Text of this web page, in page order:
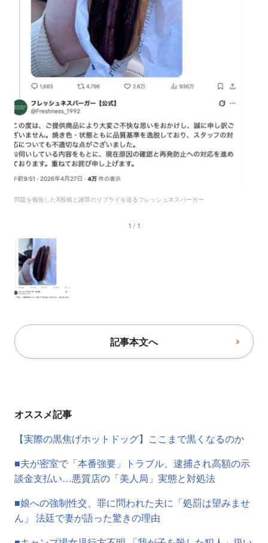
問題を報告したX投稿と謝罪のリプライを送るフレッシュネスバーガー
1 / 1
記事本文へ
オススメ記事
【実際の黒焦げホットドッグ】ここまで黒くなるのか
■夫が密室で「本番強要」トラブル、逮捕され高額の示
談金支払い…悪質店の「美人局」実態と対処法
■娘への強制性交、罪に問われた夫に「処罰は望みませ
ん」 法廷で妻が語った驚きの理由